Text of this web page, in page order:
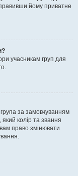
йому приватне
учасникам груп для
за замовчуванням
колір та звання
право змінювати